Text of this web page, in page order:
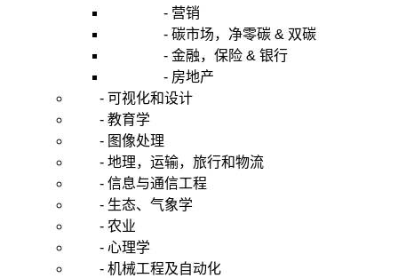
- 营销
- 碳市场，净零碳 & 双碳
- 金融，保险 & 银行
- 房地产
- 可视化和设计
- 教育学
- 图像处理
- 地理，运输，旅行和物流
- 信息与通信工程
- 生态、气象学
- 农业
- 心理学
- 机械工程及自动化